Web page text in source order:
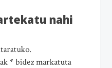
nahi
* bidez markatuta